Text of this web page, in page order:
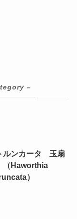
–
ルンカータ 玉扇
（Haworthia
）